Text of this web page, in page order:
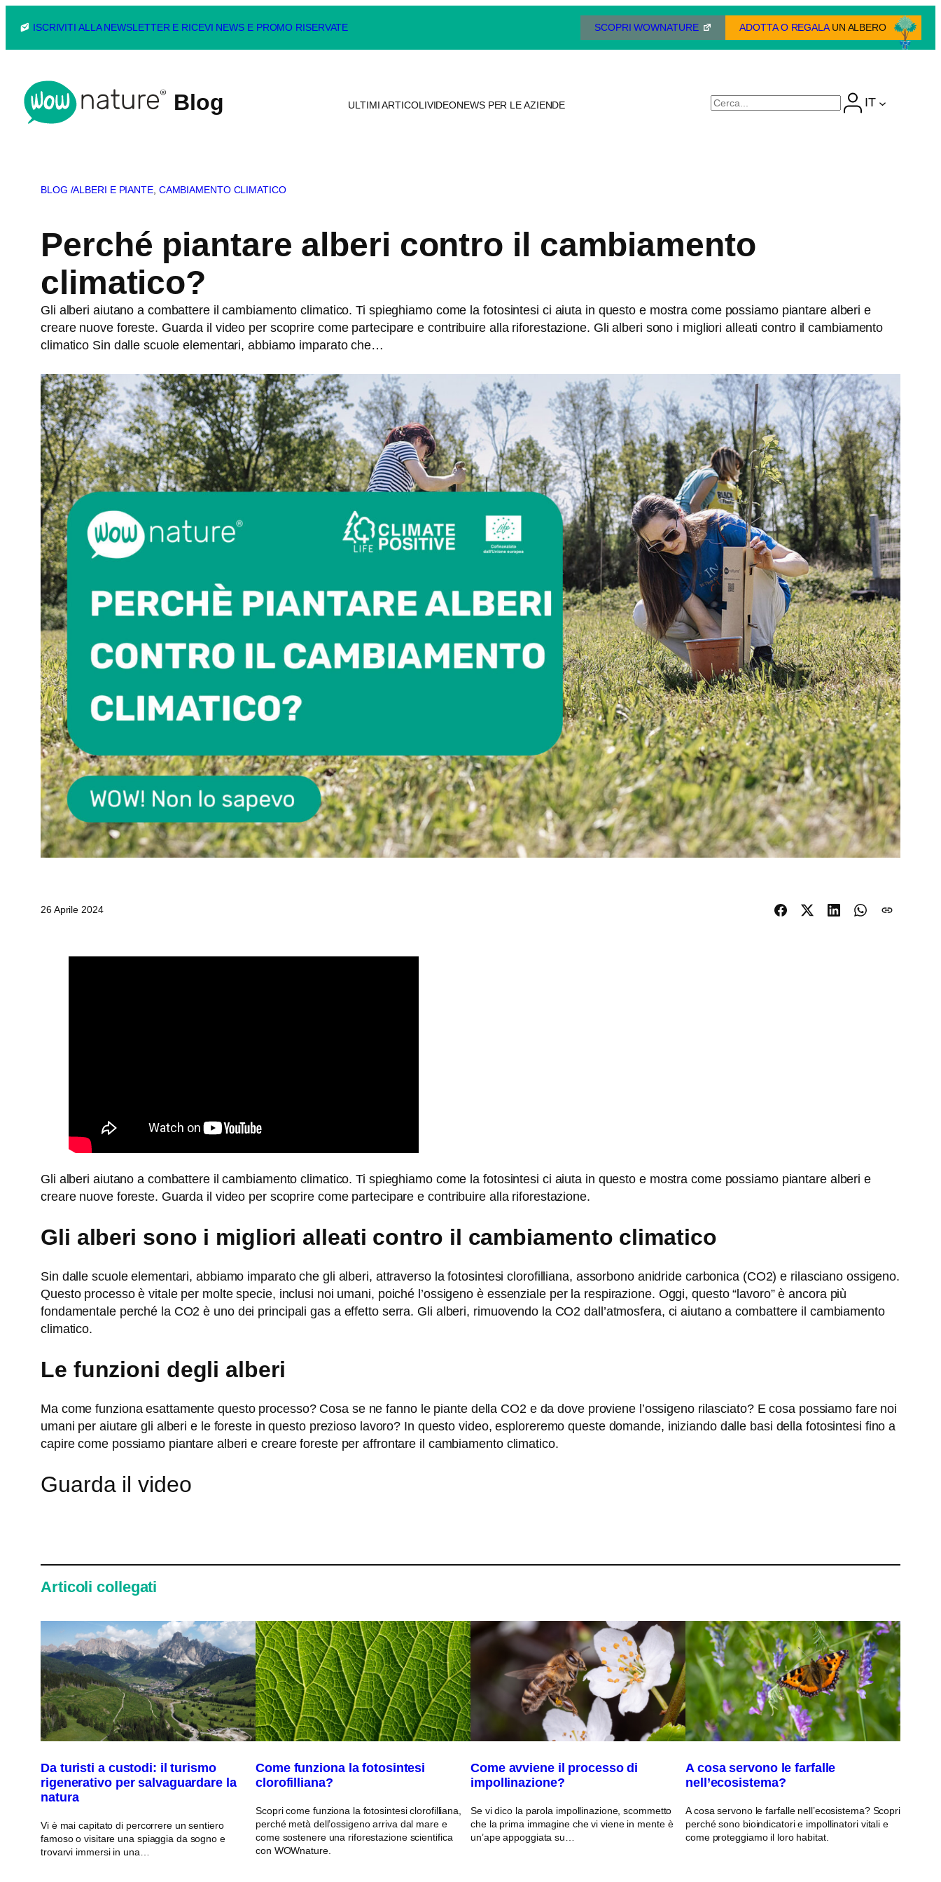
contenuto
ISCRIVITI ALLA NEWSLETTER E RICEVI NEWS E PROMO RISERVATE SCOPRI WOWNATURE ADOTTA O REGALAUN ALBERO
Blog ULTIMI ARTICOLIVIDEONEWS PER LE AZIENDE Cerca IT
BLOG /ALBERI E PIANTE, CAMBIAMENTO CLIMATICO
Perché piantare alberi contro il cambiamento
climatico?
Gli alberi aiutano a combattere il cambiamento climatico. Ti spieghiamo come la fotosintesi ci aiuta in questo e mostra come possiamo piantare alberi e
creare nuove foreste. Guarda il video per scoprire come partecipare e contribuire alla riforestazione. Gli alberi sono i migliori alleati contro il cambiamento
climatico Sin dalle scuole elementari, abbiamo imparato che…
26 Aprile 2024
Gli alberi aiutano a combattere il cambiamento climatico. Ti spieghiamo come la fotosintesi ci aiuta in questo e mostra come possiamo piantare alberi e
creare nuove foreste. Guarda il video per scoprire come partecipare e contribuire alla riforestazione.
Gli alberi sono i migliori alleati contro il cambiamento climatico
Sin dalle scuole elementari, abbiamo imparato che gli alberi, attraverso la fotosintesi clorofilliana, assorbono anidride carbonica (CO2) e rilasciano ossigeno.
Questo processo è vitale per molte specie, inclusi noi umani, poiché l’ossigeno è essenziale per la respirazione. Oggi, questo “lavoro” è ancora più
fondamentale perché la CO2 è uno dei principali gas a effetto serra. Gli alberi, rimuovendo la CO2 dall’atmosfera, ci aiutano a combattere il cambiamento
climatico.
Le funzioni degli alberi
Ma come funziona esattamente questo processo? Cosa se ne fanno le piante della CO2 e da dove proviene l’ossigeno rilasciato? E cosa possiamo fare noi
umani per aiutare gli alberi e le foreste in questo prezioso lavoro? In questo video, esploreremo queste domande, iniziando dalle basi della fotosintesi fino a
capire come possiamo piantare alberi e creare foreste per affrontare il cambiamento climatico.
Guarda il video
Articoli collegati
Da turisti a custodi: il turismo
rigenerativo per salvaguardare la
natura
Vi è mai capitato di percorrere un sentiero
famoso o visitare una spiaggia da sogno e
trovarvi immersi in una…
Come funziona la fotosintesi
clorofilliana?
Scopri come funziona la fotosintesi clorofilliana,
perché metà dell’ossigeno arriva dal mare e
come sostenere una riforestazione scientifica
con WOWnature.
Come avviene il processo di
impollinazione?
Se vi dico la parola impollinazione, scommetto
che la prima immagine che vi viene in mente è
un’ape appoggiata su…
A cosa servono le farfalle
nell’ecosistema?
A cosa servono le farfalle nell’ecosistema? Scopri
perché sono bioindicatori e impollinatori vitali e
come proteggiamo il loro habitat.